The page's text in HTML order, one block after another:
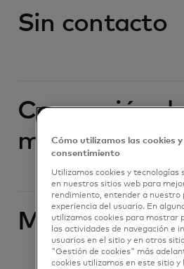
Sin contacto
Conversión
moneda
Moneda
Cómo utilizamos las cookies y
consentimiento
Utilizamos cookies y tecnologías
en nuestros sitios web para
rendimiento, entender a nuestro
experiencia del usuario. En
utilizamos cookies para mostrar
las actividades de navegación e
usuarios en el sitio y en otros
"Gestión de cookies" más
cookies utilizamos en este sitio y